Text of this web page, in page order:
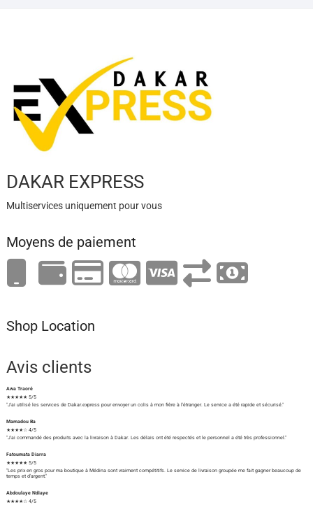
DAKAR EXPRESS
Multiservices uniquement pour vous
Moyens de paiement
Shop Location
Avis clients
Awa Traoré
★★★★★ 5/5
"J'ai utilisé les services de Dakar.express pour envoyer un colis à mon frère à l'étranger. Le service a été rapide et sécurisé."
Mamadou Ba
★★★★☆ 4/5
"J'ai commandé des produits avec la livraison à Dakar. Les délais ont été respectés et le personnel a été très professionnel."
Fatoumata Diarra
★★★★★ 5/5
"Les prix en gros pour ma boutique à Médina sont vraiment compétitifs. Le service de livraison groupée me fait gagner beaucoup de
temps et d'argent."
Abdoulaye Ndiaye
★★★★☆ 4/5